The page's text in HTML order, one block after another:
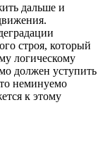
дальше и
строя, который
логическому
должен уступить
неминуемо
к этому